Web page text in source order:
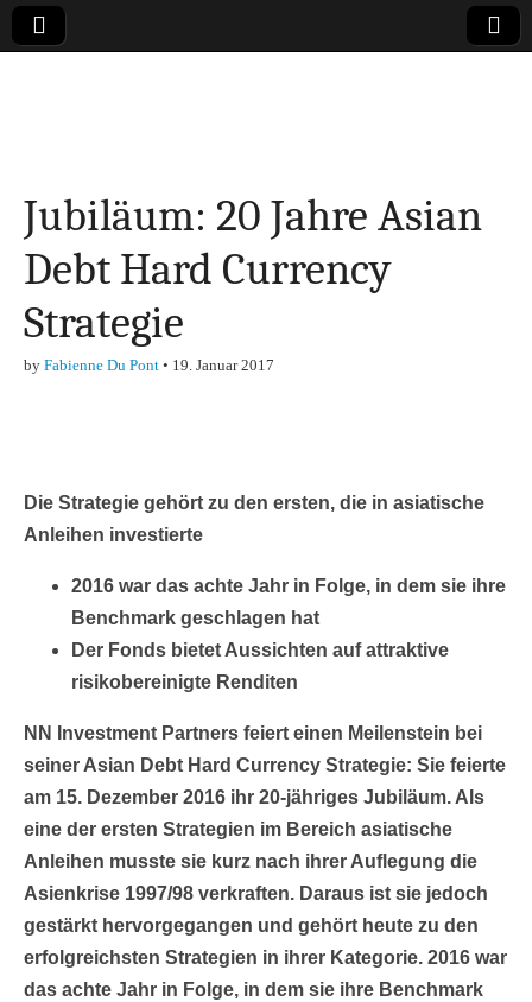
Finanzen,
Marketing-, Vertrieb-
& Investment-Tipps
Jubiläum: 20 Jahre Asian
Debt Hard Currency
Strategie
by Fabienne Du Pont • 19. Januar 2017
Die Strategie gehört zu den ersten, die in asiatische
Anleihen investierte
2016 war das achte Jahr in Folge, in dem sie ihre
Benchmark geschlagen hat
Der Fonds bietet Aussichten auf attraktive
risikobereinigte Renditen
NN Investment Partners feiert einen Meilenstein bei
seiner Asian Debt Hard Currency Strategie: Sie feierte
am 15. Dezember 2016 ihr 20-jähriges Jubiläum. Als
eine der ersten Strategien im Bereich asiatische
Anleihen musste sie kurz nach ihrer Auflegung die
Asienkrise 1997/98 verkraften. Daraus ist sie jedoch
gestärkt hervorgegangen und gehört heute zu den
erfolgreichsten Strategien in ihrer Kategorie. 2016 war
das achte Jahr in Folge, in dem sie ihre Benchmark